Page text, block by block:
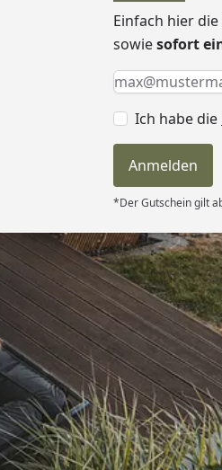
Einfach hier
sowiesofort
Keine Eingabe
Eingabe
E-Mail *
Ich habe die
Anmelden
*Der Gutschein gilt
Versand